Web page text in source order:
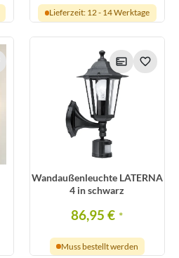
Lieferzeit: 12 - 14 Werktage
Wandaußenleuchte LATERNA
4 in schwarz
86,95 € *
Muss bestellt werden